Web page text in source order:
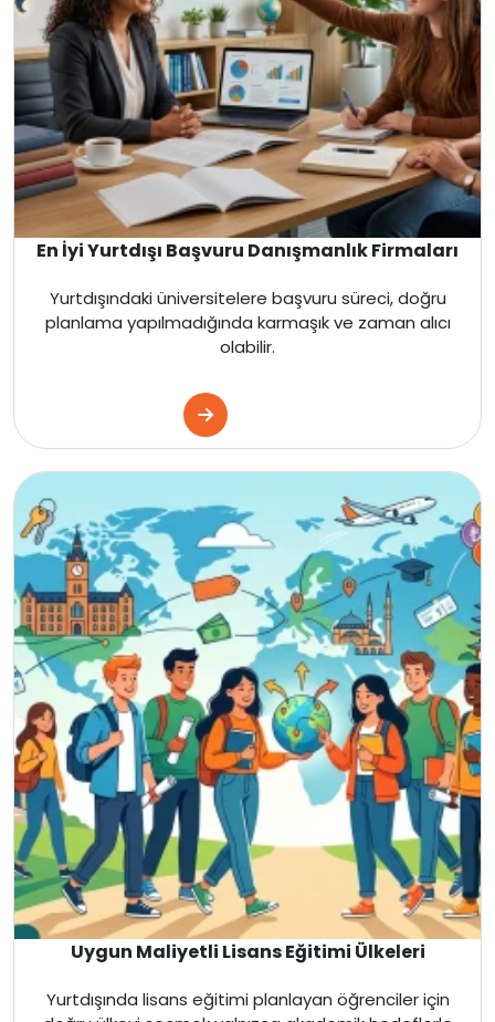
En İyi Yurtdışı Başvuru Danışmanlık Firmaları
Yurtdışındaki üniversitelere başvuru süreci, doğru
planlama yapılmadığında karmaşık ve zaman alıcı
olabilir.
Uygun Maliyetli Lisans Eğitimi Ülkeleri
Yurtdışında lisans eğitimi planlayan öğrenciler için